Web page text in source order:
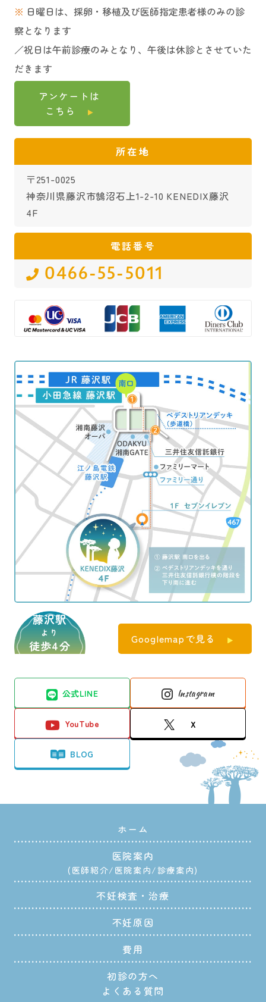
※ 日曜日は、採卵・移植及び医師指定患者様のみの診
察となります
／祝日は午前診療のみとなり、午後は休診とさせていた
だきます
アンケートは
こちら
所在地
〒251-0025
神奈川県藤沢市鵠沼石上1-2-10 KENEDIX藤沢
4F
電話番号
0466-55-5011
藤沢駅
より
徒歩4分 Googlemapで見る
公式LINE Instagram
YouTube X
BLOG
ホーム
医院案内
医師紹介 医院案内 診療案内
不妊検査・治療
不妊原因
費用
初診の方へ
よくある質問